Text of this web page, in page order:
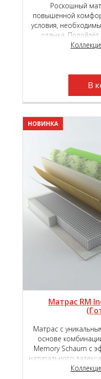
Роскошный
повышенной
условия,
отдыха.
любого
В
НОВИНКА
Матрас RM
Матрас с
основе
Memory Schaum с
натурального
основной чехол